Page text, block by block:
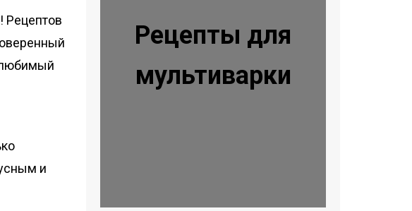
Рецептов
любимый
и
Рецепты для
мультиварки